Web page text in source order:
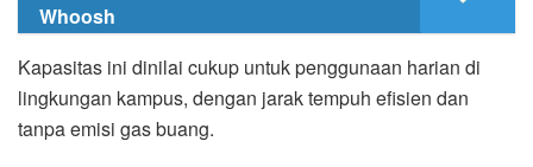
Whoosh
Kapasitas ini dinilai cukup untuk penggunaan harian di
lingkungan kampus, dengan jarak tempuh efisien dan
tanpa emisi gas buang.